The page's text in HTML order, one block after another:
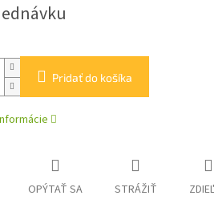
Pridať do košíka
OPÝTAŤ SA STRÁŽIŤ